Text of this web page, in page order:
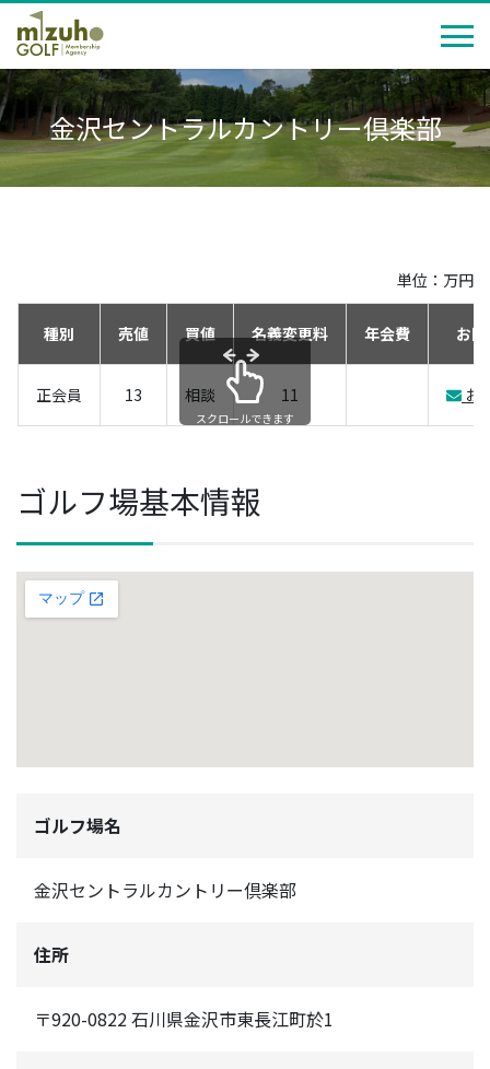
金沢セントラルカントリー倶楽部
単位：万円
種別 売値 買値 名義変更料 年会費 お
正会員 13 相談 11 お
スクロールできます
ゴルフ場基本情報
ゴルフ場名
金沢セントラルカントリー倶楽部
住所
〒920-0822 石川県金沢市東長江町於1